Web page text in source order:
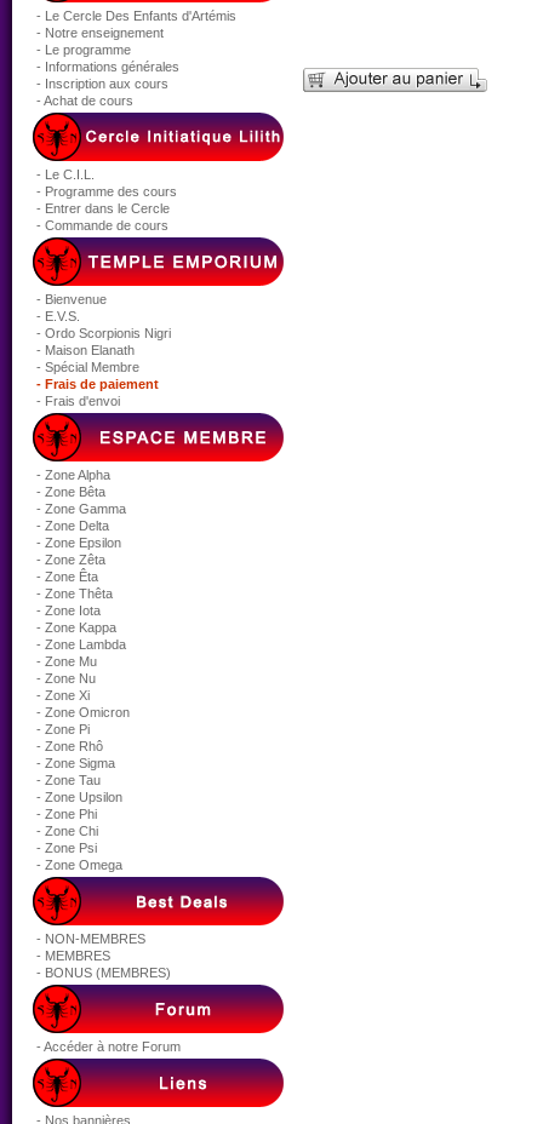
- Le Cercle Des Enfants d'Artémis
- Notre enseignement
- Le programme
- Informations générales
- Inscription aux cours
- Achat de cours
- Le C.I.L.
- Programme des cours
- Entrer dans le Cercle
- Commande de cours
- Bienvenue
- E.V.S.
- Ordo Scorpionis Nigri
- Maison Elanath
- Spécial Membre
- Frais de paiement
- Frais d'envoi
- Zone Alpha
- Zone Bêta
- Zone Gamma
- Zone Delta
- Zone Epsilon
- Zone Zêta
- Zone Êta
- Zone Thêta
- Zone Iota
- Zone Kappa
- Zone Lambda
- Zone Mu
- Zone Nu
- Zone Xi
- Zone Omicron
- Zone Pi
- Zone Rhô
- Zone Sigma
- Zone Tau
- Zone Upsilon
- Zone Phi
- Zone Chi
- Zone Psi
- Zone Omega
- NON-MEMBRES
- MEMBRES
- BONUS (MEMBRES)
- Accéder à notre Forum
- Nos bannières